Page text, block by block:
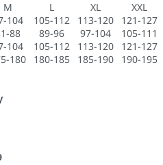
M L XL
XXL
104 105-112 113-120
121-127
88 89-96 97-104
105-111
104 105-112 113-120
121-127
180 180-185 185-190 190-195